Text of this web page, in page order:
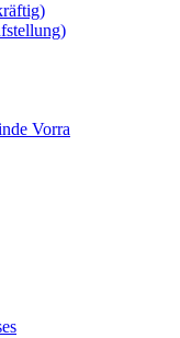
Vorra